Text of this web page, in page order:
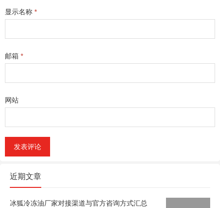
显示名称 *
邮箱 *
网站
近期文章
冰狐冷冻油厂家对接渠道与官方咨询方式汇总